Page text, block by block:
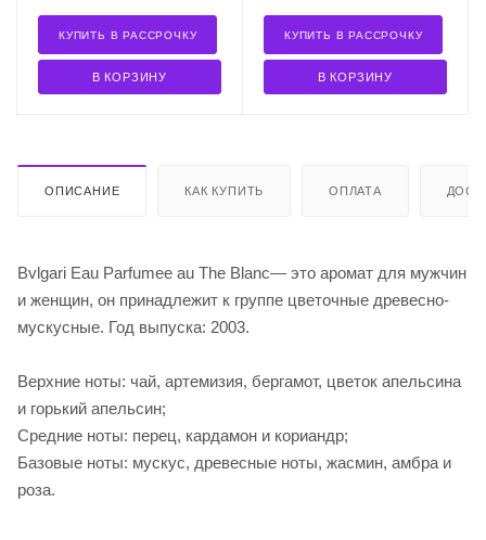
В КОРЗИНУ
КУПИТЬ В РАССРОЧКУ
В КОРЗИНУ
КУПИТЬ В РАССРОЧКУ
ОПИСАНИЕ КАК КУПИТЬ ОПЛАТА
Bvlgari Eau Parfumee au The Blanc— это аромат для мужчин
и женщин, он принадлежит к группе цветочные древесно-
мускусные. Год выпуска: 2003.
Верхние ноты: чай, артемизия, бергамот, цветок апельсина
и горький апельсин;
Средние ноты: перец, кардамон и кориандр;
Базовые ноты: мускус, древесные ноты, жасмин, амбра и
роза.